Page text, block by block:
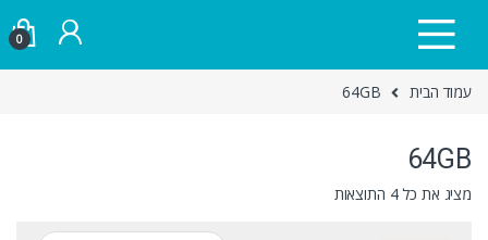
0
עמוד הבית 64GB
64GB
מציג את כל 4 התוצאות